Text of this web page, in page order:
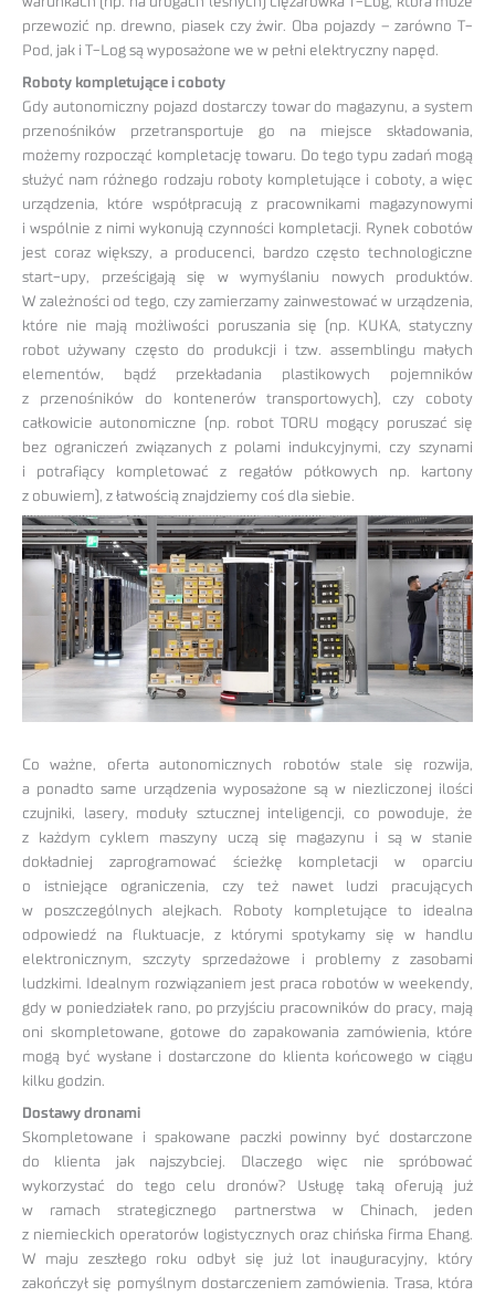
przewozić np. drewno, piasek czy żwir. Oba pojazdy – zarówno T-
Pod, jak i T-Log są wyposażone we w pełni elektryczny napęd.
Roboty kompletujące i coboty
Gdy autonomiczny pojazd dostarczy towar do magazynu, a system
przenośników przetransportuje go na miejsce składowania,
możemy rozpocząć kompletację towaru. Do tego typu zadań mogą
służyć nam różnego rodzaju roboty kompletujące i coboty, a więc
urządzenia, które współpracują z pracownikami magazynowymi
i wspólnie z nimi wykonują czynności kompletacji. Rynek cobotów
jest coraz większy, a producenci, bardzo często technologiczne
start-upy, prześcigają się w wymyślaniu nowych produktów.
W zależności od tego, czy zamierzamy zainwestować w urządzenia,
które nie mają możliwości poruszania się (np. KUKA, statyczny
robot używany często do produkcji i tzw. assemblingu małych
elementów, bądź przekładania plastikowych pojemników
z przenośników do kontenerów transportowych), czy coboty
całkowicie autonomiczne (np. robot TORU mogący poruszać się
bez ograniczeń związanych z polami indukcyjnymi, czy szynami
i potrafiący kompletować z regałów półkowych np. kartony
z obuwiem), z łatwością znajdziemy coś dla siebie.
Co ważne, oferta autonomicznych robotów stale się rozwija,
a ponadto same urządzenia wyposażone są w niezliczonej ilości
czujniki, lasery, moduły sztucznej inteligencji, co powoduje, że
z każdym cyklem maszyny uczą się magazynu i są w stanie
dokładniej zaprogramować ścieżkę kompletacji w oparciu
o istniejące ograniczenia, czy też nawet ludzi pracujących
w poszczególnych alejkach. Roboty kompletujące to idealna
odpowiedź na fluktuacje, z którymi spotykamy się w handlu
elektronicznym, szczyty sprzedażowe i problemy z zasobami
ludzkimi. Idealnym rozwiązaniem jest praca robotów w weekendy,
gdy w poniedziałek rano, po przyjściu pracowników do pracy, mają
oni skompletowane, gotowe do zapakowania zamówienia, które
mogą być wysłane i dostarczone do klienta końcowego w ciągu
kilku godzin.
Dostawy dronami
Skompletowane i spakowane paczki powinny być dostarczone
do klienta jak najszybciej. Dlaczego więc nie spróbować
wykorzystać do tego celu dronów? Usługę taką oferują już
w ramach strategicznego partnerstwa w Chinach, jeden
z niemieckich operatorów logistycznych oraz chińska firma Ehang.
W maju zeszłego roku odbył się już lot inauguracyjny, który
zakończył się pomyślnym dostarczeniem zamówienia. Trasa, która